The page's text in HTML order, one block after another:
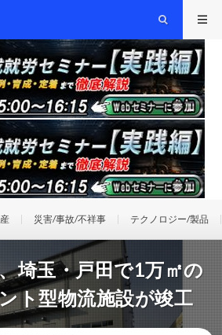
災害/事故/不祥事 テクノロジー/製品
埼玉・戸田で1万㎡の
ト型物流施設が竣工